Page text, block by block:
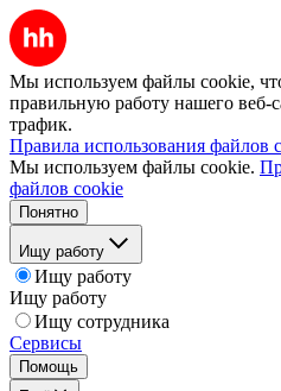
Мы используем файлы cookie,
правильную работу нашего веб-
трафик.
Правила использования файлов
Мы используем файлы cookie.
файлов cookie
Понятно
Ищу работу
Ищу работу
Ищу работу
Ищу сотрудника
Сервисы
Помощь